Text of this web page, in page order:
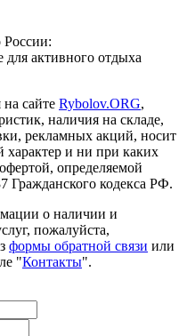
России:
активного отдыха
сайте Rybolov.ORG,
наличия на складе,
рекламных акций, носит
и ни при каких
определяемой
Гражданского кодекса РФ.
о наличии и
пожалуйста,
формы обратной связи или
"Контакты".